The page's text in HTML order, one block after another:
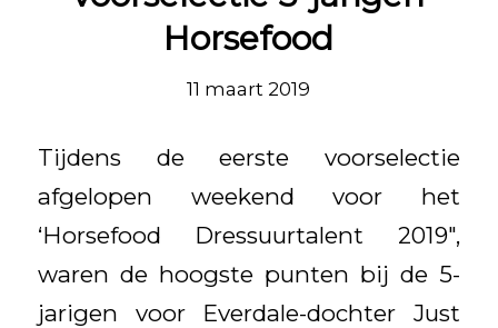
Horsefood
11 maart 2019
Tijdens de eerste voorselectie
afgelopen weekend voor het
‘Horsefood Dressuurtalent 2019″,
waren de hoogste punten bij de 5-
jarigen voor Everdale-dochter Just